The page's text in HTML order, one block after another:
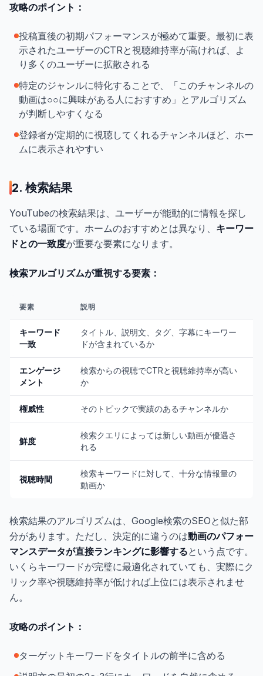
攻略のポイント：
投稿直後の初期パフォーマンスが極めて重要。最初に表
示されたユーザーのCTRと視聴維持率が高ければ、よ
り多くのユーザーに拡散される
特定のジャンルに特化することで、「このチャンネルの
動画は○○に興味がある人におすすめ」とアルゴリズム
が判断しやすくなる
登録者が定期的に視聴してくれるチャンネルほど、ホー
ムに表示されやすい
2. 検索結果
YouTubeの検索結果は、ユーザーが能動的に情報を探し
ている場面です。ホームのおすすめとは異なり、 キーワー
ドとの一致度が重要な要素になります。
検索アルゴリズムが重視する要素：
要素 説明
キーワード
一致
タイトル、説明文、タグ、字幕にキーワー
ドが含まれているか
エンゲージ
メント
検索からの視聴でCTRと視聴維持率が高い
か
権威性 そのトピックで実績のあるチャンネルか
鮮度
検索クエリによっては新しい動画が優遇さ
れる
視聴時間
検索キーワードに対して、十分な情報量の
動画か
検索結果のアルゴリズムは、Google検索のSEOと似た部
分があります。ただし、決定的に違うのは動画のパフォー
マンスデータが直接ランキングに影響するという点です。
いくらキーワードが完璧に最適化されていても、実際にク
リック率や視聴維持率が低ければ上位には表示されませ
ん。
攻略のポイント：
ターゲットキーワードをタイトルの前半に含める